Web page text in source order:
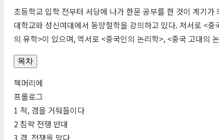
초등학교 입학 전부터 서당에 나가 한문 공부를 한 것이 계기
대학교와 성신여대에서 동양철학을 강의하고 있다. 저서로 <
의 유학>이 있으며, 역서로 <중국인의 논리학>, <중국 고대의
목차
책머리에
프롤로그
1 적, 겸을 거둬들이다
2 침략 전쟁 반대
3 겸, 전쟁을 막다